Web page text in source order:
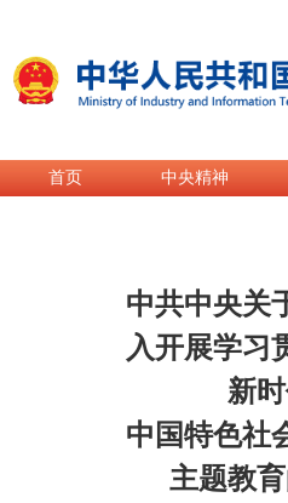
首页 中央精神
>专题专栏 >热点专题
中共中央关
入开展学习
新
中国特色社
主题教